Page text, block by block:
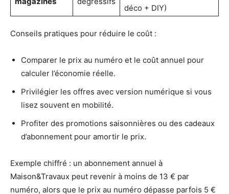
déco + DIY)
Conseils pratiques pour réduire le coût :
Comparer le prix au numéro et le coût annuel pour
calculer l’économie réelle.
Privilégier les offres avec version numérique si vous
lisez souvent en mobilité.
Profiter des promotions saisonnières ou des cadeaux
d’abonnement pour amortir le prix.
Exemple chiffré : un abonnement annuel à
Maison&Travaux peut revenir à moins de 13 € par
numéro, alors que le prix au numéro dépasse parfois 5 €